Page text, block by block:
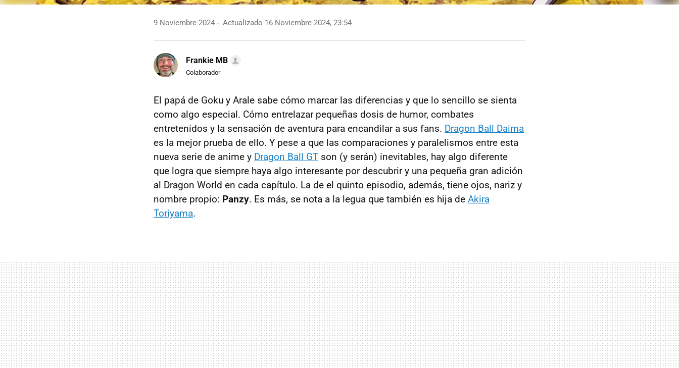
9 Noviembre 2024 Actualizado 16 Noviembre 2024, 23:54
Frankie MB
Colaborador
El papá de Goku y Arale sabe cómo marcar las diferencias y que lo sencillo se sienta
como algo especial. Cómo entrelazar pequeñas dosis de humor, combates
entretenidos y la sensación de aventura para encandilar a sus fans. Dragon Ball Daima
es la mejor prueba de ello. Y pese a que las comparaciones y paralelismos entre esta
nueva serie de anime y Dragon Ball GT son (y serán) inevitables, hay algo diferente
que logra que siempre haya algo interesante por descubrir y una pequeña gran adición
al Dragon World en cada capítulo. La de el quinto episodio, además, tiene ojos, nariz y
nombre propio: Panzy. Es más, se nota a la legua que también es hija de Akira
Toriyama.